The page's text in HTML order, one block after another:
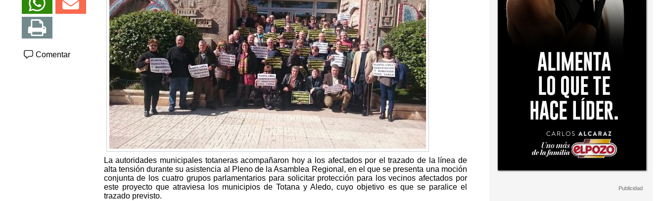
Comentar
La autoridades municipales totaneras acompañaron hoy a los afectados por el trazado de la línea de
alta tensión durante su asistencia al Pleno de la Asamblea Regional, en el que se presenta una moción
conjunta de los cuatro grupos parlamentarios para solicitar protección para los vecinos afectados por
este proyecto que atraviesa los municipios de Totana y Aledo, cuyo objetivo es que se paralice el
trazado previsto.